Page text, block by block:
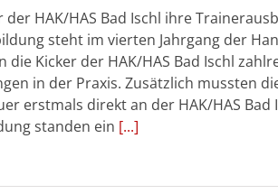
HAK/HAS Bad Ischl ihre
steht im vierten Jahrgang der
Kicker der HAK/HAS Bad Ischl
in der Praxis. Zusätzlich mussten
erstmals direkt an der HAK/HAS Bad
standen ein [...]